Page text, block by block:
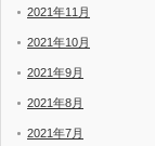
2021年11月
2021年10月
2021年9月
2021年8月
2021年7月